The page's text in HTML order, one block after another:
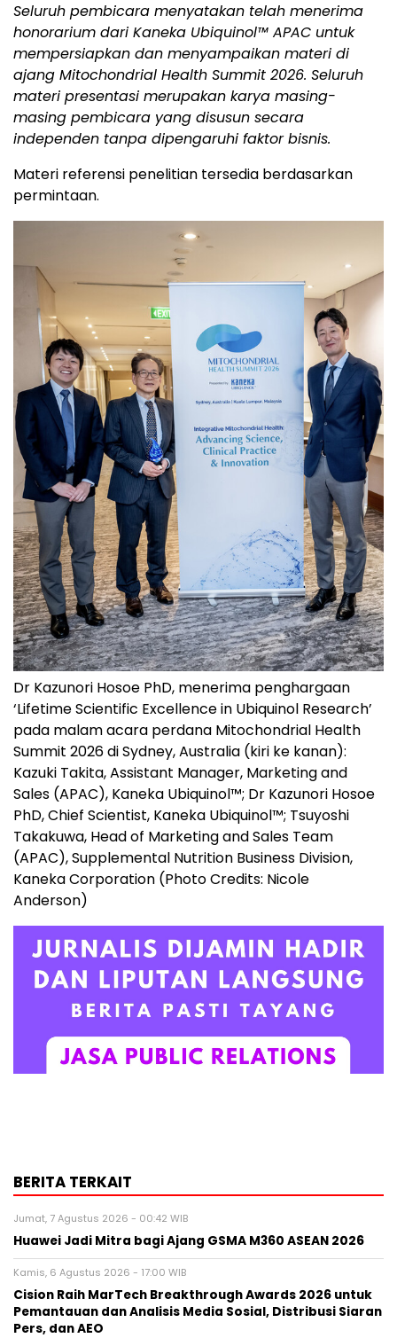
Seluruh pembicara menyatakan telah menerima
honorarium dari Kaneka Ubiquinol™ APAC untuk
mempersiapkan dan menyampaikan materi di
ajang Mitochondrial Health Summit 2026. Seluruh
materi presentasi merupakan karya masing-
masing pembicara yang disusun secara
independen tanpa dipengaruhi faktor bisnis.
Materi referensi penelitian tersedia berdasarkan
permintaan.
Dr Kazunori Hosoe PhD, menerima penghargaan
‘Lifetime Scientific Excellence in Ubiquinol Research’
pada malam acara perdana Mitochondrial Health
Summit 2026 di Sydney, Australia (kiri ke kanan):
Kazuki Takita, Assistant Manager, Marketing and
Sales (APAC), Kaneka Ubiquinol™; Dr Kazunori Hosoe
PhD, Chief Scientist, Kaneka Ubiquinol™; Tsuyoshi
Takakuwa, Head of Marketing and Sales Team
(APAC), Supplemental Nutrition Business Division,
Kaneka Corporation (Photo Credits: Nicole
Anderson)
BERITA TERKAIT
Jumat, 7 Agustus 2026 - 00:42 WIB
Huawei Jadi Mitra bagi Ajang GSMA M360 ASEAN 2026
Kamis, 6 Agustus 2026 - 17:00 WIB
Cision Raih MarTech Breakthrough Awards 2026 untuk
Pemantauan dan Analisis Media Sosial, Distribusi Siaran
Pers, dan AEO